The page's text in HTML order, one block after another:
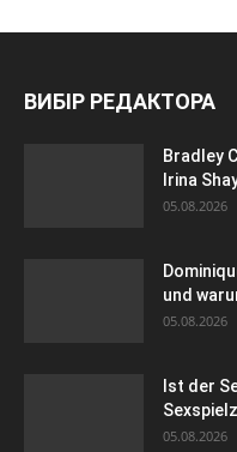
ВИБІР РЕДАКТОРА
Bradley
Irina
05.08.2026
und
05.08.2026
Ist der
05.08.2026